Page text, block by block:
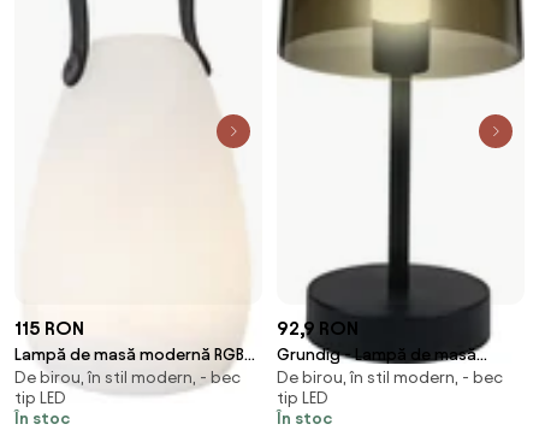
115 RON
Lampă de masă modernă RGBW
reîncărcabilă IP54 - Pion
De birou, în stil modern, - bec
tip LED
În stoc
92,9 RON
Grundig - Lampă de masă
tactilă LED cu intensitate
reglabilă, 5V, 800 mAh
De birou, în stil modern, - bec
tip LED
În stoc